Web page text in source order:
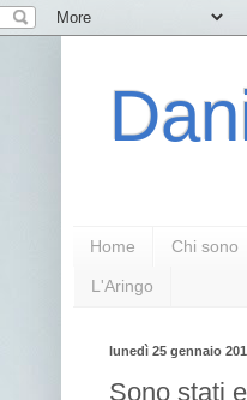
Home Chi sono
L'Aringo
lunedì 25 gennaio
Sono stati